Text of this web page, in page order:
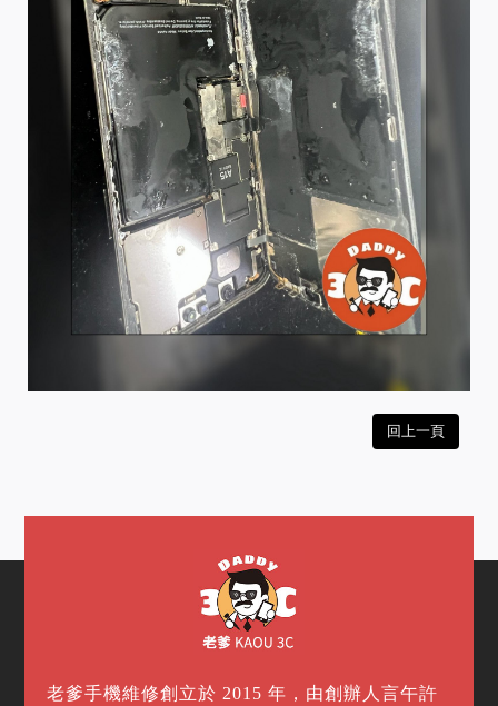
回上一頁
老爹手機維修創立於 2015 年，由創辦人言午許